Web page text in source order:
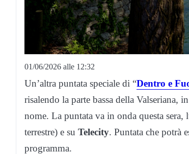
01/06/2026 alle 12:32
Un’altra puntata speciale di “Dentro e
risalendo la parte bassa della Valseriana,
nome. La puntata va in onda questa
terrestre) e su Telecity. Puntata che potrà
programma.